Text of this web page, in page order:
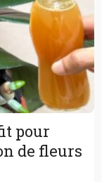
pour
de fleurs